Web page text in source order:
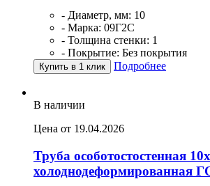
- Диаметр, мм: 10
- Марка: 09Г2С
- Толщина стенки: 1
- Покрытие: Без покрытия
Купить в 1 клик Подробнее
В наличии
Цена от 19.04.2026
Труба особотостостенная
холоднодеформированная